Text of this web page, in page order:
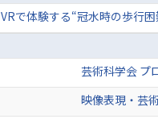
VRで体験する“冠水時の歩行
芸術科学会 プ
映像表現・芸